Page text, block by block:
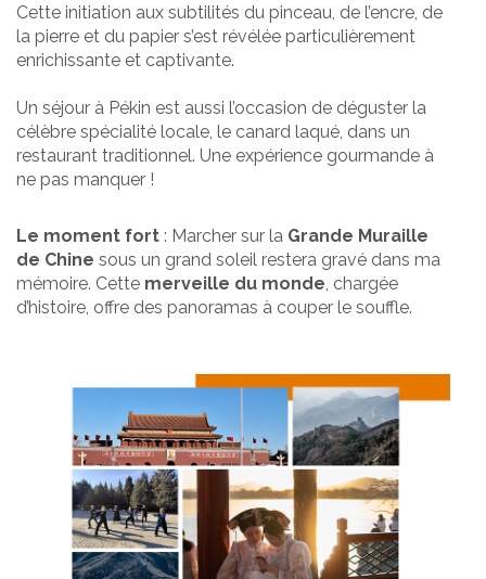
Cette initiation aux subtilités du pinceau, de l’encre, de
la pierre et du papier s’est révélée particulièrement
enrichissante et captivante.
Un séjour à Pékin est aussi l’occasion de déguster la
célèbre spécialité locale, le canard laqué, dans un
restaurant traditionnel. Une expérience gourmande à
ne pas manquer !
Le moment fort : Marcher sur la Grande Muraille
de Chine sous un grand soleil restera gravé dans ma
mémoire. Cette merveille du monde, chargée
d’histoire, offre des panoramas à couper le souffle.